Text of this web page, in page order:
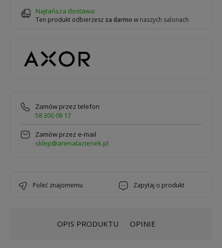
Najtańsza dostawa:
Ten produkt odbierzesz za darmo w naszych salonach
Zamów przez telefon
58 300 08 17
Zamów przez e-mail
sklep@arenalazienek.pl
poleć znajomemu zapytaj o produkt
OPIS PRODUKTU OPINIE